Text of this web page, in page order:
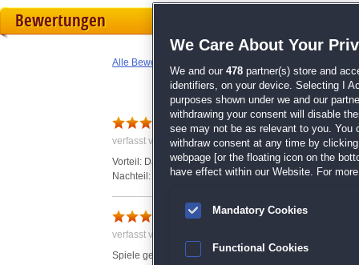
Bewertungen
Alle Bewertungen anzeigen
Entspannung
verfasst von Anonym am 20.10.2021 um 17:42
Vorteil: Das Spiel sorgt nach einem Arbeitstag für
Nachteil: Beenden des Spiel kann nur aus Zeitmangel
Gefällt mir
verfasst von Anonym am 20.09.2021 um 14:05
Spiele gegen die Zeit, hat nicht immer gereicht.
We Care About Your
We and our 478 partner(s) store and
identifiers, on your device. Selecting I
purposes shown under we and our
withdrawing your consent will disable
see may not be as relevant to you. You
withdraw consent at any time by
webpage [or the floating icon on the
have effect within our Website. For
Mandatory Cookies
Functional Cookies